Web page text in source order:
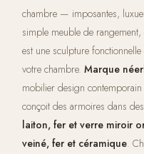
chambre — imposantes,
simple meuble de
est une sculpture
votre chambre.Marque
mobilier design
conçoit des armoires dans
laiton, fer et verre miroir
veiné, fer et céramique.